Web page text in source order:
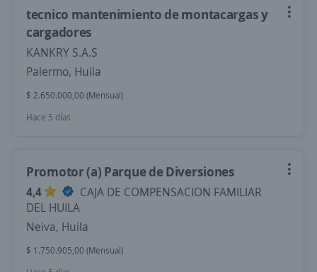
tecnico mantenimiento de montacargas y
cargadores
KANKRY S.A.S
Palermo, Huila
$ 2.650.000,00 (Mensual)
Hace 5 días
Promotor (a) Parque de Diversiones
4,4
CAJA DE COMPENSACION FAMILIAR
DEL HUILA
Neiva, Huila
$ 1.750.905,00 (Mensual)